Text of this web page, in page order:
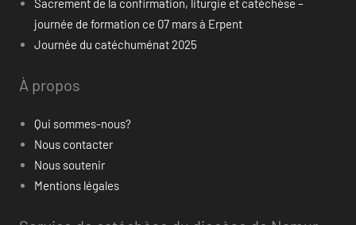
journée de formation ce 07 mars à Erpent
Journée du catéchuménat 2025
À propos
Qui sommes-nous?
Nous contacter
Nous soutenir
Mentions légales